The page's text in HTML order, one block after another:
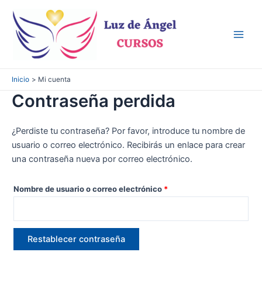
contenido
Inicio Mi cuenta
Contraseña perdida
¿Perdiste tu contraseña? Por favor, introduce tu nombre de
usuario o correo electrónico. Recibirás un enlace para crear
una contraseña nueva por correo electrónico.
Nombre de usuario o correo electrónico *Obligatorio
Restablecer contraseña